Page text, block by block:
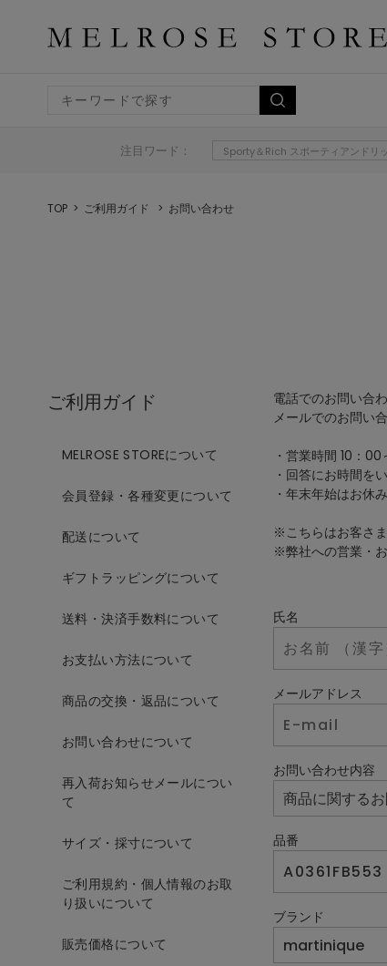
注目ワード： Sporty＆Rich スポーティアンドリ
TOP ご利用ガイド お問い合わせ
ご利用ガイド
MELROSE STOREについて
会員登録・各種変更について
配送について
ギフトラッピングについて
送料・決済手数料について
お支払い方法について
商品の交換・返品について
お問い合わせについて
再入荷お知らせメールについ
て
サイズ・採寸について
ご利用規約・個人情報のお取
り扱いについて
販売価格について
電話でのお問い合
メールでのお問い
・営業時間 10：00
・回答にお時間を
・年末年始はお休
※こちらはお客さ
※弊社への営業・
氏名
メールアドレス
お問い合わせ内容
品番
ブランド